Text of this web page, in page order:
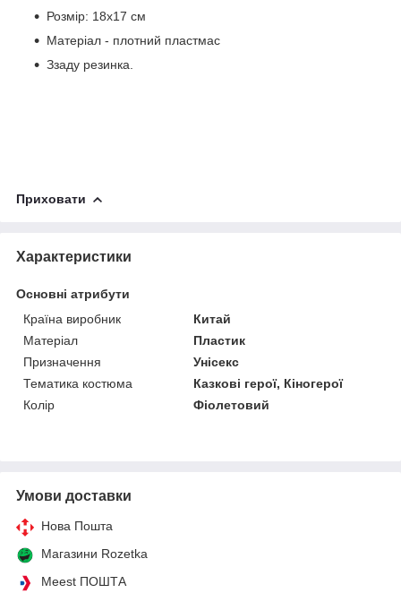
Розмір: 18х17 см
Матеріал - плотний пластмас
Ззаду резинка.
Приховати
Характеристики
Основні атрибути
Країна виробник
Китай
Матеріал
Пластик
Призначення
Унісекс
Тематика костюма
Казкові герої, Кіногерої
Колір
Фіолетовий
Умови доставки
Нова Пошта
Магазини Rozetka
Meest ПОШТА